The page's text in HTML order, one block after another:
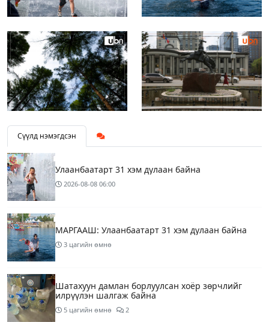
Сүүлд нэмэгдсэн
Улаанбаатарт 31 хэм дулаан байна
2026-08-08 06:00
МАРГААШ: Улаанбаатарт 31 хэм дулаан байна
3 цагийн өмнө
Шатахуун дамлан борлуулсан хоёр зөрчлийг
илрүүлэн шалгаж байна
5 цагийн өмнө 2